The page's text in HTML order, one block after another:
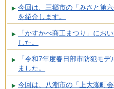
今回は、三郷市の「みさと第
を紹介します。
「かすかべ商工まつり」にお
した。
「令和7年度春日部市防犯モ
ました。
今回は、八潮市の「上大瀬町